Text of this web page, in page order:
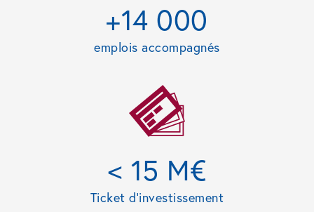
+14 000
emplois accompagnés
< 15 M€
Ticket d’investissement